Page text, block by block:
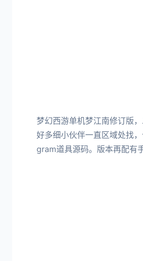
梦幻西游单机梦江南修订版
好多细小伙伴一直区域处找
gram道具源码。版本再配有